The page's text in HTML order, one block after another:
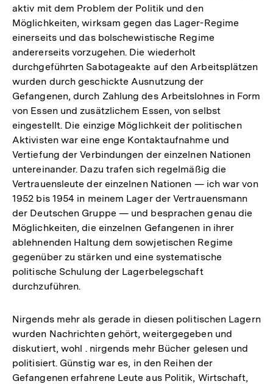
aktiv mit dem Problem der Politik und den
Möglichkeiten, wirksam gegen das Lager-Regime
einerseits und das bolschewistische Regime
andererseits vorzugehen. Die wiederholt
durchgeführten Sabotageakte auf den Arbeitsplätzen
wurden durch geschickte Ausnutzung der
Gefangenen, durch Zahlung des Arbeitslohnes in Form
von Essen und zusätzlichem Essen, von selbst
eingestellt. Die einzige Möglichkeit der politischen
Aktivisten war eine enge Kontaktaufnahme und
Vertiefung der Verbindungen der einzelnen Nationen
untereinander. Dazu trafen sich regelmäßig die
Vertrauensleute der einzelnen Nationen — ich war von
1952 bis 1954 in meinem Lager der Vertrauensmann
der Deutschen Gruppe — und besprachen genau die
Möglichkeiten, die einzelnen Gefangenen in ihrer
ablehnenden Haltung dem sowjetischen Regime
gegenüber zu stärken und eine systematische
politische Schulung der Lagerbelegschaft
durchzuführen.
Nirgends mehr als gerade in diesen politischen Lagern
wurden Nachrichten gehört, weitergegeben und
diskutiert, wohl . nirgends mehr Bücher gelesen und
politisiert. Günstig war es, in den Reihen der
Gefangenen erfahrene Leute aus Politik, Wirtschaft,